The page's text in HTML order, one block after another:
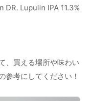
DR. Lupulin IPA 11.3%
、買える場所や味わい
参考にしてください！